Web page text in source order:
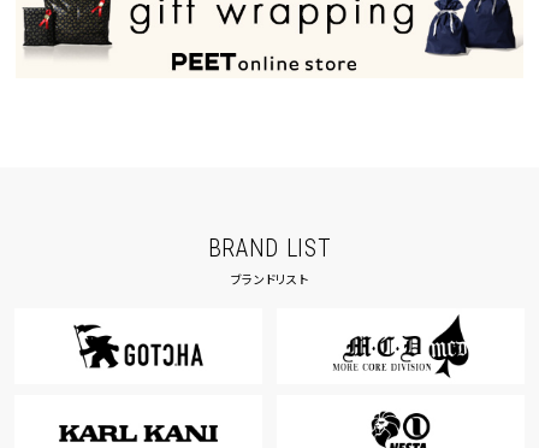
BRAND LIST
ブランドリスト